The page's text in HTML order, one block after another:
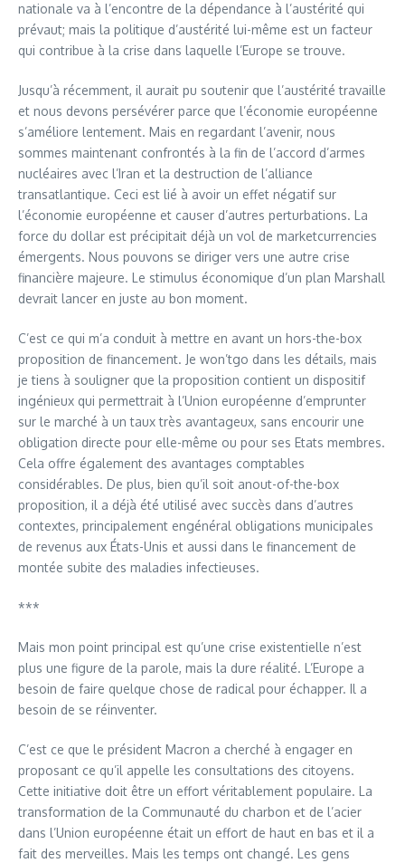
nationale va à l’encontre de la dépendance à l’austérité qui
prévaut; mais la politique d’austérité lui-même est un facteur
qui contribue à la crise dans laquelle l’Europe se trouve.
Jusqu’à récemment, il aurait pu soutenir que l’austérité travaille
et nous devons persévérer parce que l’économie européenne
s’améliore lentement. Mais en regardant l’avenir, nous
sommes maintenant confrontés à la fin de l’accord d’armes
nucléaires avec l’Iran et la destruction de l’alliance
transatlantique. Ceci est lié à avoir un effet négatif sur
l’économie européenne et causer d’autres perturbations. La
force du dollar est précipitait déjà un vol de marketcurrencies
émergents. Nous pouvons se diriger vers une autre crise
financière majeure. Le stimulus économique d’un plan Marshall
devrait lancer en juste au bon moment.
C’est ce qui m’a conduit à mettre en avant un hors-the-box
proposition de financement. Je won’tgo dans les détails, mais
je tiens à souligner que la proposition contient un dispositif
ingénieux qui permettrait à l’Union européenne d’emprunter
sur le marché à un taux très avantageux, sans encourir une
obligation directe pour elle-même ou pour ses Etats membres.
Cela offre également des avantages comptables
considérables. De plus, bien qu’il soit anout-of-the-box
proposition, il a déjà été utilisé avec succès dans d’autres
contextes, principalement engénéral obligations municipales
de revenus aux États-Unis et aussi dans le financement de
montée subite des maladies infectieuses.
***
Mais mon point principal est qu’une crise existentielle n’est
plus une figure de la parole, mais la dure réalité. L’Europe a
besoin de faire quelque chose de radical pour échapper. Il a
besoin de se réinventer.
C’est ce que le président Macron a cherché à engager en
proposant ce qu’il appelle les consultations des citoyens.
Cette initiative doit être un effort véritablement populaire. La
transformation de la Communauté du charbon et de l’acier
dans l’Union européenne était un effort de haut en bas et il a
fait des merveilles. Mais les temps ont changé. Les gens